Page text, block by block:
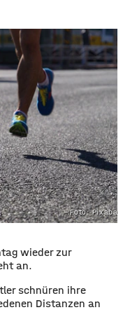
Foto:
wieder zur
an.
schnüren ihre
Distanzen an